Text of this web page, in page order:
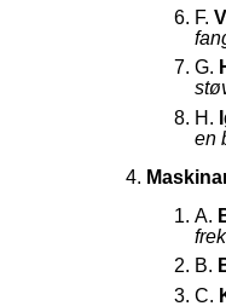
F.
G.
H.
en
A.
B.
C.